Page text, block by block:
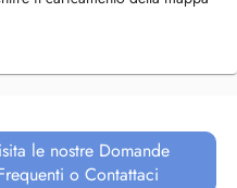
le nostre Domande
o Contattaci